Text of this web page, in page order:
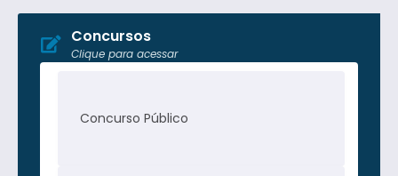
Concursos
Clique para acessar
Concurso Público